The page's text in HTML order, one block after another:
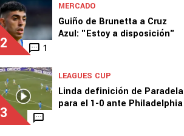
2 1
MERCADO
Guiño de Brunetta a Cruz
Azul: "Estoy a disposición"
3
LEAGUES CUP
Linda definición de Paradela
para el 1-0 ante Philadelphia